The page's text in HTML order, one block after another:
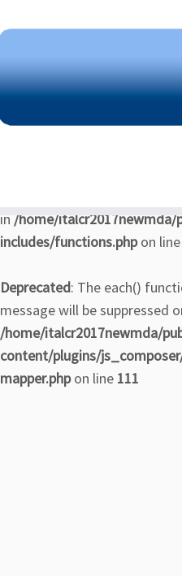
Notice: La funzione
traduzione per il dominio
presto. Di solito è un
tema eseguito troppo
in /home/
includes/functions.phpon line
Deprecated: The each()
message will be suppressed
/home/italcr2017newmda/
content/plugins/
mapper.phpon line 111